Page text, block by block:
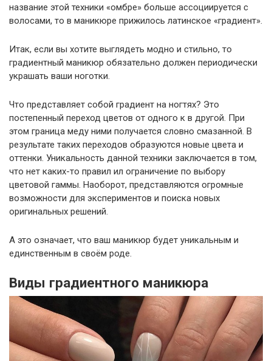
название этой техники «омбре» больше ассоциируется с
волосами, то в маникюре прижилось латинское «градиент».
Итак, если вы хотите выглядеть модно и стильно, то
градиентный маникюр обязательно должен периодически
украшать ваши ноготки.
Что представляет собой градиент на ногтях? Это
постепенный переход цветов от одного к в другой. При
этом граница меду ними получается словно смазанной. В
результате таких переходов образуются новые цвета и
оттенки. Уникальность данной техники заключается в том,
что нет каких-то правил ил ограничение по выбору
цветовой гаммы. Наоборот, представляются огромные
возможности для экспериментов и поиска новых
оригинальных решений.
А это означает, что ваш маникюр будет уникальным и
единственным в своём роде.
Виды градиентного маникюра